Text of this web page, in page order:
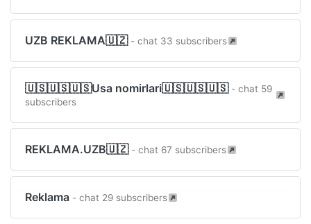
UZB REKLAMA🇺🇿 - chat 33 subscribers
🇺🇸🇺🇸🇺🇸Usa nomirlari🇺🇸🇺🇸🇺🇸 - chat 59
subscribers
REKLAMA.UZB🇺🇿 - chat 67 subscribers
Reklama - chat 29 subscribers